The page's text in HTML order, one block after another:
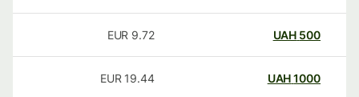
500
UAH
9.72
EUR
1000
UAH
19.44
EUR